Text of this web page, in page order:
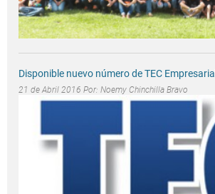
Disponible nuevo número de TEC Empresarial
21 de Abril 2016 Por: Noemy Chinchilla Bravo